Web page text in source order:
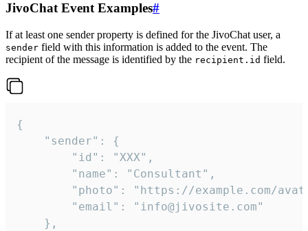
JivoChat Event Examples#
If at least one sender property is defined for the JivoChat user, a
sender field with this information is added to the event. The
recipient of the message is identified by the recipient.id field.
{